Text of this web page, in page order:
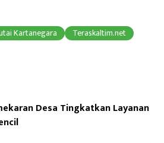
p
p
Kartanegara Teraskaltim.net
Desa Tingkatkan Layanan